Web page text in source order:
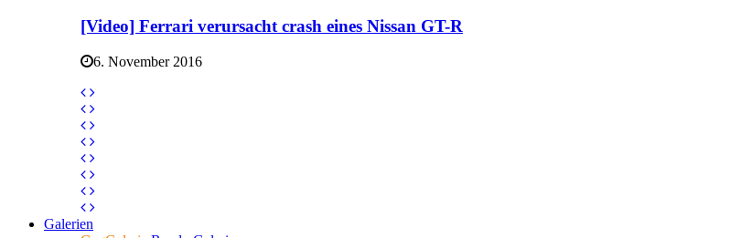
[Video] Ferrari verursacht crash eines Nissan GT-R
6. November 2016
Galerien